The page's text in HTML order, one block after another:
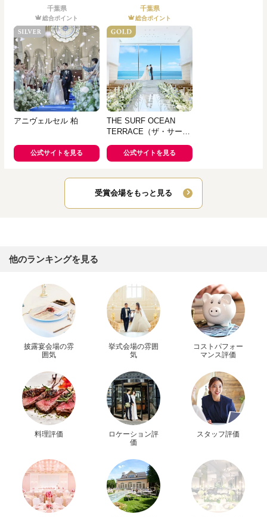
千葉県
総合ポイント
アニヴェルセル 柏
公式サイトを見る
千葉県
総合ポイント
THE SURF OCEAN
TERRACE（ザ・サーフ
公式サイトを見る
受賞会場をもっと見る
他のランキングを見る
披露宴会場の雰
囲気
挙式会場の雰囲
気
コストパフォー
マンス評価
料理評価
ロケーション評
価
スタッフ評価